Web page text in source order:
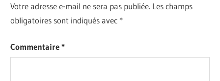
Votre adresse e-mail ne sera pas publiée. Les champs
obligatoires sont indiqués avec *
Commentaire*